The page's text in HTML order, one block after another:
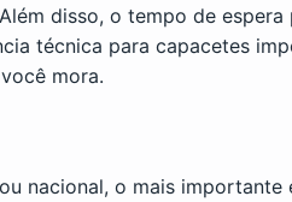
disso, o tempo de espera
técnica para capacetes
mora.
nacional, o mais importante